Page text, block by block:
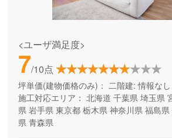
<ユーザ満足度>
7/10点
坪単価(建物価格のみ)： 二階建: 情報な
施工対応エリア： 北海道 千葉県 埼玉県
県 岩手県 東京都 栃木県 神奈川県 福島県
県 青森県